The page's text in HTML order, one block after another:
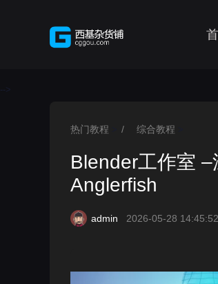
-->
热门教程 / 综合教程
Blender工作室
Anglerfish
admin 2026-05-28